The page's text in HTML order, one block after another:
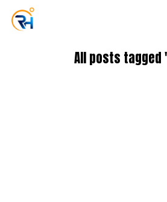
All posts tagged